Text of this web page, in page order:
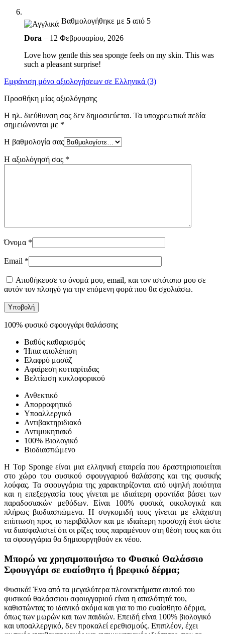
Βαθμολογήθηκε με 5 από 5
Dora – 12 Φεβρουαρίου, 2026
Love how gentle this sea sponge feels on my skin. Τhis was
such a pleasant surprise!
Εμφάνιση μόνο αξιολογήσεων σε Ελληνικά (3)
Προσθήκη μίας αξιολόγησης
Η ηλ. διεύθυνση σας δεν δημοσιεύεται. Τα υποχρεωτικά πεδία
σημειώνονται με *
Η βαθμολογία σας
Η αξιολόγησή σας *
Όνομα *
Email *
Αποθήκευσε το όνομά μου, email, και τον ιστότοπο μου σε
αυτόν τον πλοηγό για την επόμενη φορά που θα σχολιάσω.
100% φυσικό σφουγγάρι θαλάσσης
Βαθύς καθαρισμός
Ήπια απολέπιση
Ελαφρύ μασάζ
Αφαίρεση κυτταρίτιδας
Βελτίωση κυκλοφορικού
Ανθεκτικό
Απορροφητικό
Υποαλλεργικό
Αντιβακτηριδιακό
Αντιμυκητιακό
100% Βιολογικό
Βιοδιασπώμενο
Η Top Sponge είναι μια ελληνική εταιρεία που δραστηριοποιείται
στο χώρο του φυσικού σφουγγαριού θαλάσσης και της φυσικής
λούφας. Τα σφουγγάρια της χαρακτηρίζονται από υψηλή ποιότητα
και η επεξεργασία τους γίνεται με ιδιαίτερη φροντίδα βάσει των
παραδοσιακών μεθόδων. Είναι 100% φυσικά, οικολογικά και
πλήρως βιοδιασπώμενα. Η συγκομιδή τους γίνεται με ελάχιστη
επίπτωση προς το περιβάλλον και με ιδιαίτερη προσοχή έτσι ώστε
να διασφαλιστεί ότι οι ρίζες τους παραμένουν στη θέση τους και ότι
τα σφουγγάρια θα δημιουργηθούν εκ νέου.
Μπορώ να χρησιμοποιήσω το Φυσικό Θαλάσσιο
Σφουγγάρι σε ευαίσθητο ή βρεφικό δέρμα;
Φυσικά! Ένα από τα μεγαλύτερα πλεονεκτήματα αυτού του
φυσικού θαλάσσιου σφουγγαριού είναι η απαλότητά του,
καθιστώντας το ιδανικό ακόμα και για το πιο ευαίσθητο δέρμα,
όπως των μωρών και των παιδιών. Επειδή είναι 100% βιολογικό
και υποαλλεργικό, δεν προκαλεί ερεθισμούς. Επιπλέον, έχει